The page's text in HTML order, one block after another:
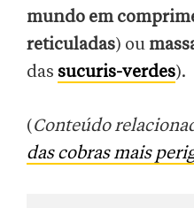
mundo em
reticuladas) ou
das sucuris-verdes).
(Conteúdo
das cobras mais